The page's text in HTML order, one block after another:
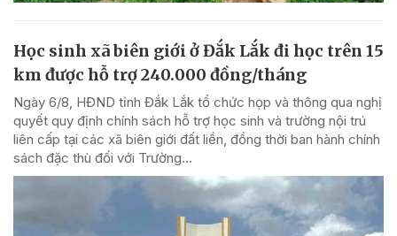
Học sinh xã biên giới ở Đắk Lắk đi học trên 15
km được hỗ trợ 240.000 đồng/tháng
Ngày 6/8, HĐND tỉnh Đắk Lắk tổ chức họp và thông qua nghị
quyết quy định chính sách hỗ trợ học sinh và trường nội trú
liên cấp tại các xã biên giới đất liền, đồng thời ban hành chính
sách đặc thù đối với Trường...